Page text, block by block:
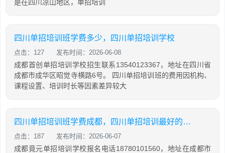
是在四川凉山地区，单招培训
四川单招培训班学费多少，四川单招培训学校
点击：127 发布时间：2026-06-08
成都首创单招培训学校招生联系13540123367，地址在四川省
成都市成华区昭觉寺横路6号。 四川单招培训班的费用因机构、
课程设置、培训时长等因素差异较大
四川单招培训班学费成都，四川单招培训最好的学校
点击：187 发布时间：2026-06-07
成都竟元单招培训学校报名电话18780101560，地址在成都市